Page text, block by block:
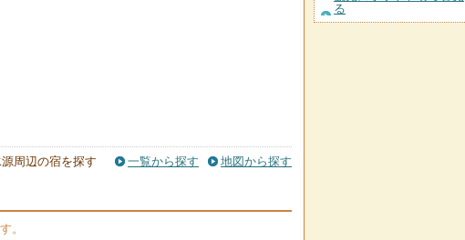
周辺の宿を探す 一覧から探す 地図から探す
。
る